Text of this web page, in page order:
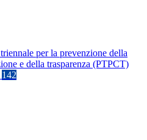
per la prevenzione della
e della trasparenza (PTPCT)
142